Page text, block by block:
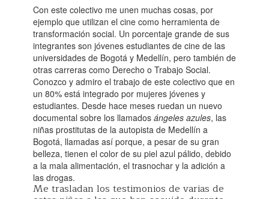
Con este colectivo me unen muchas cosas, por
ejemplo que utilizan el cine como herramienta de
transformación social. Un porcentaje grande de sus
integrantes son jóvenes estudiantes de cine de las
universidades de Bogotá y Medellín, pero también de
otras carreras como Derecho o Trabajo Social.
Conozco y admiro el trabajo de este colectivo que en
un 80% está integrado por mujeres jóvenes y
estudiantes. Desde hace meses ruedan un nuevo
documental sobre los llamados ángeles azules, las
niñas prostitutas de la autopista de Medellín a
Bogotá, llamadas así porque, a pesar de su gran
belleza, tienen el color de su piel azul pálido, debido
a la mala alimentación, el trasnochar y la adición a
las drogas.
Me trasladan los testimonios de varias de